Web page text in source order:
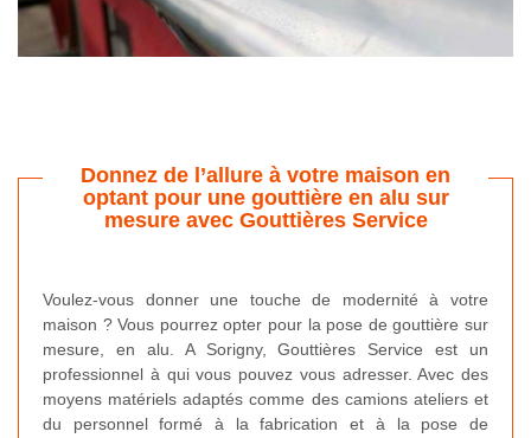
Donnez de l’allure à votre maison en
optant pour une gouttière en alu sur
mesure avec Gouttières Service
Voulez-vous donner une touche de modernité à votre
maison ? Vous pourrez opter pour la pose de gouttière sur
mesure, en alu. A Sorigny, Gouttières Service est un
professionnel à qui vous pouvez vous adresser. Avec des
moyens matériels adaptés comme des camions ateliers et
du personnel formé à la fabrication et à la pose de